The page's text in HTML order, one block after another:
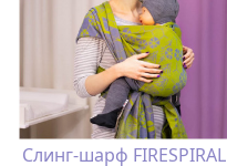
Слинг-шарф FIRESPIRAL